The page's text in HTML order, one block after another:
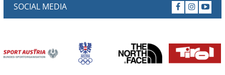
SOCIAL MEDIA